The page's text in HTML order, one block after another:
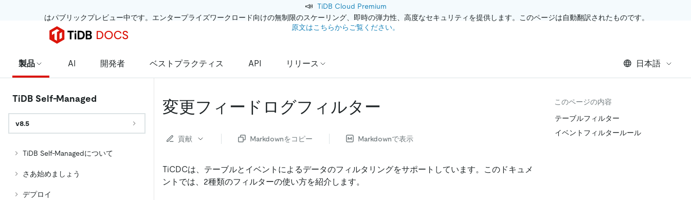
📣 TiDB Cloud Premium
はパブリックプレビュー中です。エンタープライズワークロード向けの無制限のスケーリング、即時の弾力性、高度なセキュリティを提供します。このページは自動翻訳されたものです。
原文はこちらからご覧ください。
製品 AI 開発者 ベストプラクティス API リリース 日本語
TiDB Self-Managed
v8.5
TiDB Self-Managedについて
さあ始めましょう
デプロイ
変更フィードログフィルター
貢献 Markdownをコピー Markdownで表示
TiCDCは、テーブルとイベントによるデータのフィルタリングをサポートしています。このドキュメ
ントでは、2種類のフィルターの使い方を紹介します。
このページの内容
テーブルフィルター
イベントフィルタールール